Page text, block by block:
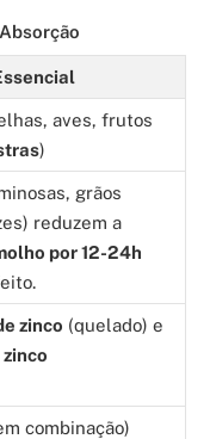
aves, frutos
)
grãos
reduzem a
por 12-24h
zinco (quelado) e
combinação)